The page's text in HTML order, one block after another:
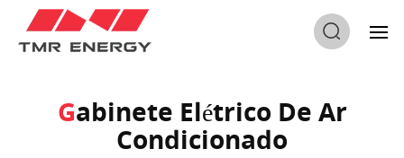
Lar / Gabinete Elétrico De Ar Condicionado
Gabinete Elétrico De Ar
Condicionado